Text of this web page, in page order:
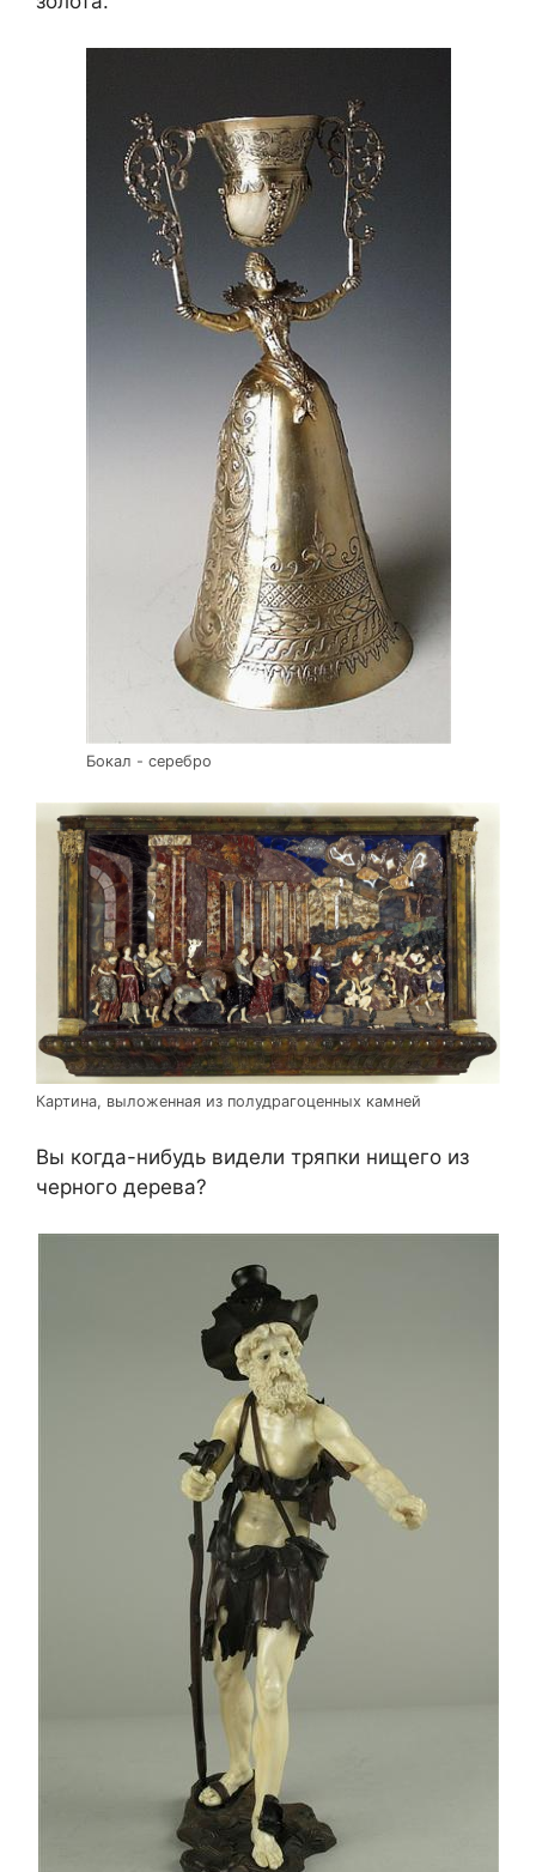
Бокал - серебро
Картина, выложенная из полудрагоценных камней
Вы когда-нибудь видели тряпки нищего из
черного дерева?